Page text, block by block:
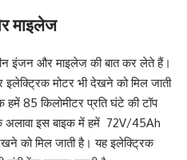
माइलेज
इंजन और माइलेज की बात कर लेते हैं।
मोटर भी देखने को मिल जाती
85 किलोमीटर प्रति घंटे की टॉप
अलावा इस बाइक में हमें 72V/45Ah
को मिल जाती है। यह इलेक्ट्रिक